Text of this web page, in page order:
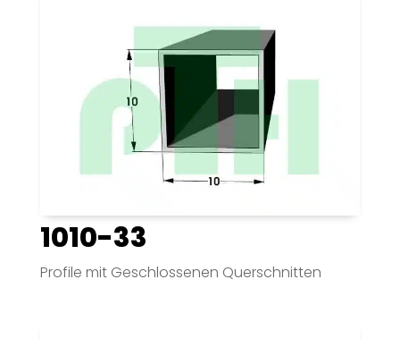
1010-33
Profile mit Geschlossenen Querschnitten